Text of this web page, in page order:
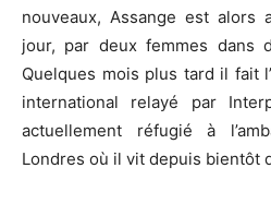
nouveaux, Assange est alors
jour, par deux femmes dans
Quelques mois plus tard il fait
international relayé par
actuellement réfugié à
Londres où il vit depuis bientôt